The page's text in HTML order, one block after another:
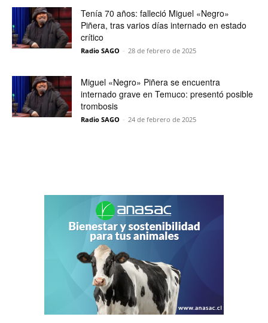
Tenía 70 años: falleció Miguel «Negro»
Piñera, tras varios días internado en estado
crítico
Radio SAGO - 28 de febrero de 2025
Miguel «Negro» Piñera se encuentra
internado grave en Temuco: presentó posible
trombosis
Radio SAGO - 24 de febrero de 2025